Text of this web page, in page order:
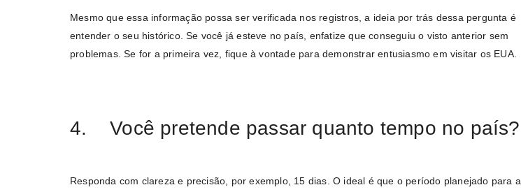
Mesmo que essa informação possa ser verificada nos registros, a ideia por trás dessa pergunta é
entender o seu histórico. Se você já esteve no país, enfatize que conseguiu o visto anterior sem
problemas. Se for a primeira vez, fique à vontade para demonstrar entusiasmo em visitar os EUA.
4. Você pretende passar quanto tempo no país?
Responda com clareza e precisão, por exemplo, 15 dias. O ideal é que o período planejado para a